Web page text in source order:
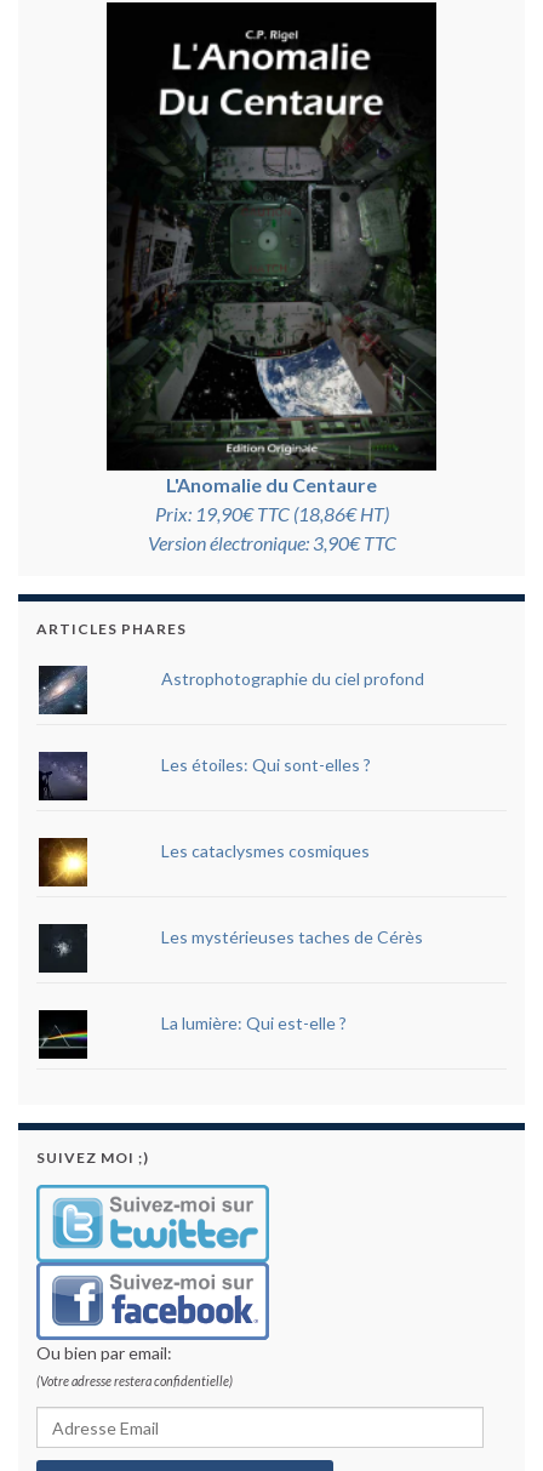
L'Anomalie du Centaure
Prix: 19,90€ TTC (18,86€ HT)
Version électronique: 3,90€ TTC
ARTICLES PHARES
Astrophotographie du ciel profond
Les étoiles: Qui sont-elles ?
Les cataclysmes cosmiques
Les mystérieuses taches de Cérès
La lumière: Qui est-elle ?
SUIVEZ MOI ;)
Ou bien par email:
(Votre adresse restera confidentielle)
Adresse Email